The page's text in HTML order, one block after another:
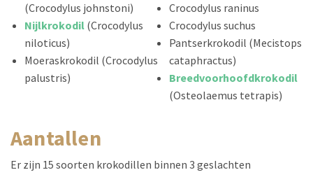
(Crocodylus johnstoni)
Nijlkrokodil (Crocodylus
niloticus)
Moeraskrokodil (Crocodylus
palustris)
Crocodylus raninus
Crocodylus suchus
Pantserkrokodil (Mecistops
cataphractus)
Breedvoorhoofdkrokodil
(Osteolaemus tetrapis)
aantallen
Er zijn 15 soorten krokodillen binnen 3 geslachten